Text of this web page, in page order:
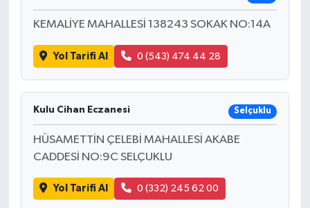
KEMALİYE MAHALLESİ 138243 SOKAK NO:14A
Yol Tarifi Al 0 (543) 474 44 28
Kulu Cihan Eczanesi Selçuklu
HÜSAMETTİN ÇELEBİ MAHALLESİ AKABE
CADDESİ NO:9C SELÇUKLU
Yol Tarifi Al 0 (332) 245 62 00